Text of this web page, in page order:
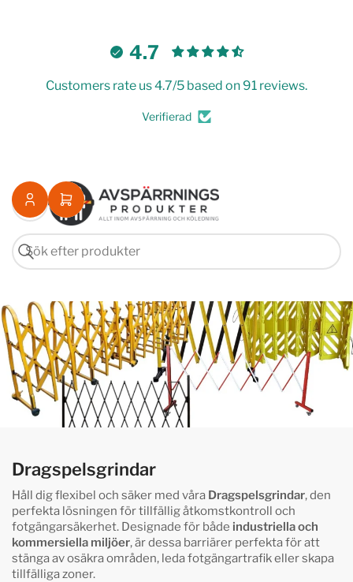
4.7
Customers rate us 4.7/5 based on 91 reviews.
Verifierad
produkter
Sök
Logga
in
Öppna
minikorgen
Dragspelsgrindar
Håll dig flexibel och säker med våra Dragspelsgrindar, den
perfekta lösningen för tillfällig åtkomstkontroll och
fotgängarsäkerhet. Designade för både industriella och
kommersiella miljöer, är dessa barriärer perfekta för att
stänga av osäkra områden, leda fotgängartrafik eller skapa
tillfälliga zoner.